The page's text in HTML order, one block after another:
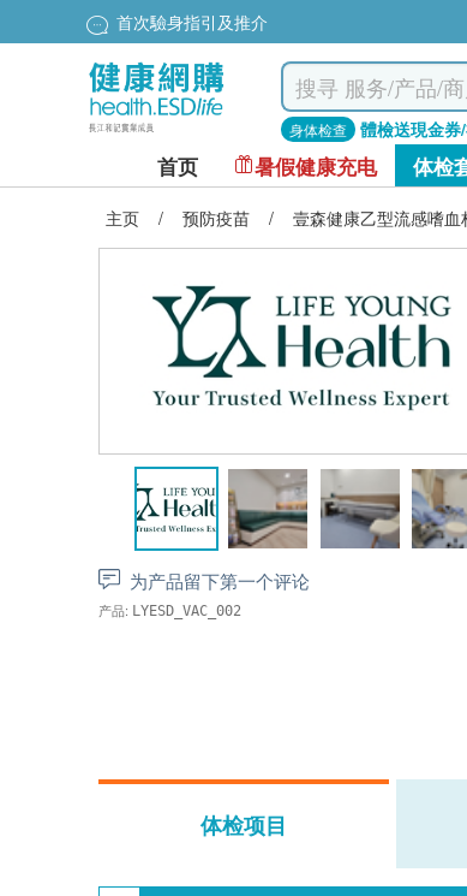
首次驗身指引及推介
身体检查 體檢送現金券
首页 暑假健康充电 体检
主页 / 预防疫苗 / 壹森健康乙型流感嗜
为产品留下第一个评论
产品: LYESD_VAC_002
体检项目